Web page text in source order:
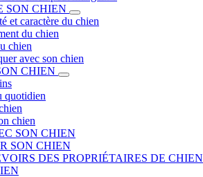
SON CHIEN
et caractère du chien
du chien
chien
avec son chien
CHIEN
quotidien
chien
SON CHIEN
SON CHIEN
DES PROPRIÉTAIRES DE CHIEN